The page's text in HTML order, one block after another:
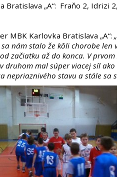
Bratislava „A“: Fraňo 2, Idrizi
MBK Karlovka Bratislava „A“:
nám stalo že kôli chorobe len
začiatku až do konca. V
druhom mal súper viacej síl
nepriaznivého stavu a stále sa